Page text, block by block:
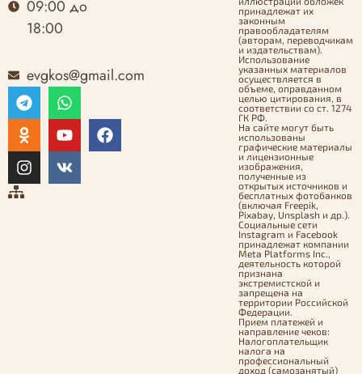
09:00 до
18:00
evgkos@gmail.com
принадлежат их
законным
правообладателям
(авторам, переводчикам
и издательствам).
Использование
указанных материалов
осуществляется в
объеме, оправданном
целью цитирования, в
соответствии со ст. 1274
ГК РФ.
На сайте могут быть
использованы
графические материалы
и лицензионные
изображения,
полученные из
открытых источников и
бесплатных фотобанков
(включая Freepik,
Pixabay, Unsplash и др.).
Социальные сети
Instagram и Facebook
принадлежат компании
Meta Platforms Inc.,
деятельность которой
признана
экстремистской и
запрещена на
территории Российской
Федерации.
Прием платежей и
направление чеков:
Налогоплательщик
налога на
профессиональный
доход (самозанятый)